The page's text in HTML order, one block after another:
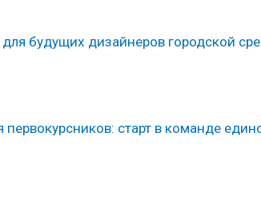
будущих дизайнеров городской
старт в команде